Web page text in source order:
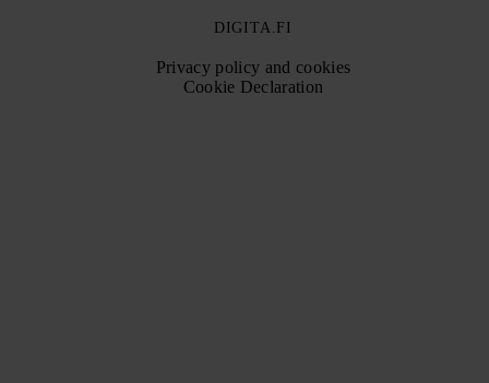
DIGITA.FI
Privacy policy and cookies
Cookie Declaration